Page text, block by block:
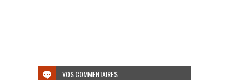
VOS COMMENTAIRES